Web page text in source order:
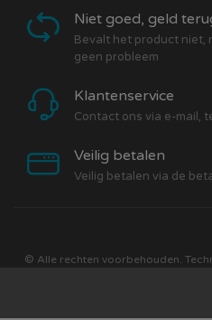
Niet goed, geld
Bevalt het product niet,
geen probleem
Klantenservice
Contact ons via e-mail,
Veilig betalen
Veilig betalen via de
© Alle rechten voorbehouden.